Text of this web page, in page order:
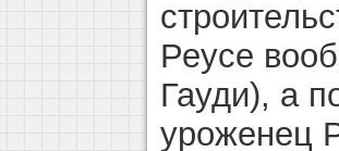
Реусе
Гауди), а
уроженец